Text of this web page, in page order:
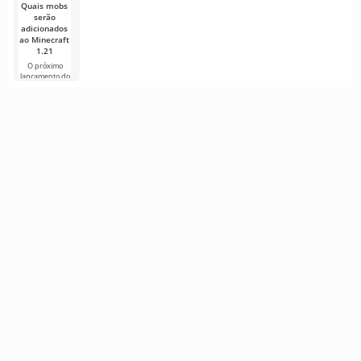
Quais mobs
serão
adicionados
ao Minecraft
1.21
O próximo
lançamento do